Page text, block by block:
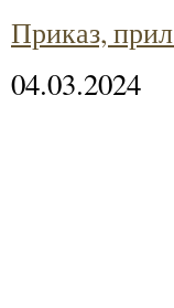
Приказ,
04.03.2024